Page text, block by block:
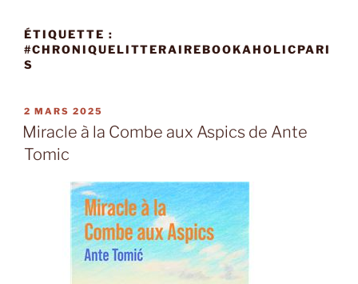
ÉTIQUETTE :
#CHRONIQUELITTERAIREBOOKAHOLICPARI
S
PUBLIÉ
LE
2 MARS 2025
Miracle à la Combe aux Aspics de Ante
Tomic